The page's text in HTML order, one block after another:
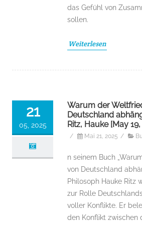
das Gefühl von
sollen.
Weiterlesen
21
05, 2025
Warum der
Deutschland
Ritz, Hauke [May
/ Mai 21, 2025 /
n seinem Buch
von Deutschland
Philosoph Hauke Ritz
zur Rolle
voller Konflikte. Er
den Konflikt zwischen